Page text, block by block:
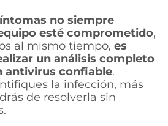
no siempre
esté comprometido,
al mismo tiempo, es
un análisis completo
antivirus confiable.
la infección, más
de resolverla sin